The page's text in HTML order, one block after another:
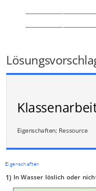
Eigenschaften; Ressource
Eigenschaften
1) In Wasser löslich oder